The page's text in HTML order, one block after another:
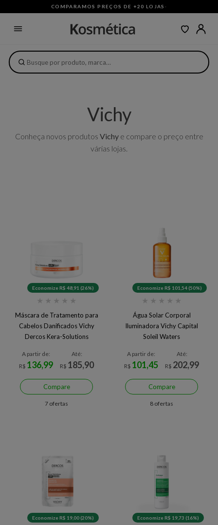
COMPARAMOS PREÇOS DE +20 LOJAS ·
Vichy
Conheça novos produtos Vichye compare o preço entre
várias lojas.
Economize R$ 48,91 (26%)
★ ★ ★ ★ ★
Máscara de Tratamento para
Cabelos Danificados Vichy
Dercos Kera-Solutions
A partir de:
R$ 136,99
Até:
R$ 185,90
Compare
7 ofertas
Economize R$ 101,54 (50%)
★ ★ ★ ★ ★
Água Solar Corporal
Iluminadora Vichy Capital
Soleil Waters
A partir de:
R$ 101,45
Até:
R$ 202,99
Compare
8 ofertas
Economize R$ 19,00 (20%) Economize R$ 19,73 (16%)